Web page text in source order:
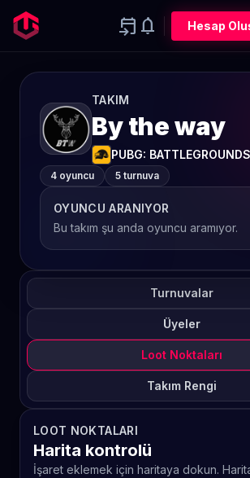
event_upcoming notifications Hesap
TAKIM
By the way
PUBG: BATTLEGROUNDS
4 oyuncu
5 turnuva
OYUNCU ARANIYOR
Bu takım şu anda oyuncu aramıyor.
Turnuvalar
Üyeler
Loot Noktaları
Takım Rengi
LOOT NOKTALARI
Harita kontrolü
İşaret eklemek için haritaya dokun.